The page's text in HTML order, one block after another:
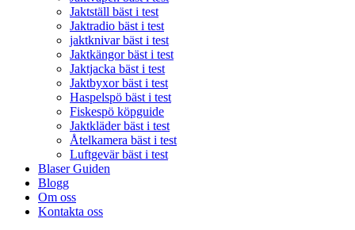
Jaktställ bäst i test
Jaktradio bäst i test
jaktknivar bäst i test
Jaktkängor bäst i test
Jaktjacka bäst i test
Jaktbyxor bäst i test
Haspelspö bäst i test
Fiskespö köpguide
Jaktkläder bäst i test
Åtelkamera bäst i test
Luftgevär bäst i test
Blaser Guiden
Blogg
Om oss
Kontakta oss